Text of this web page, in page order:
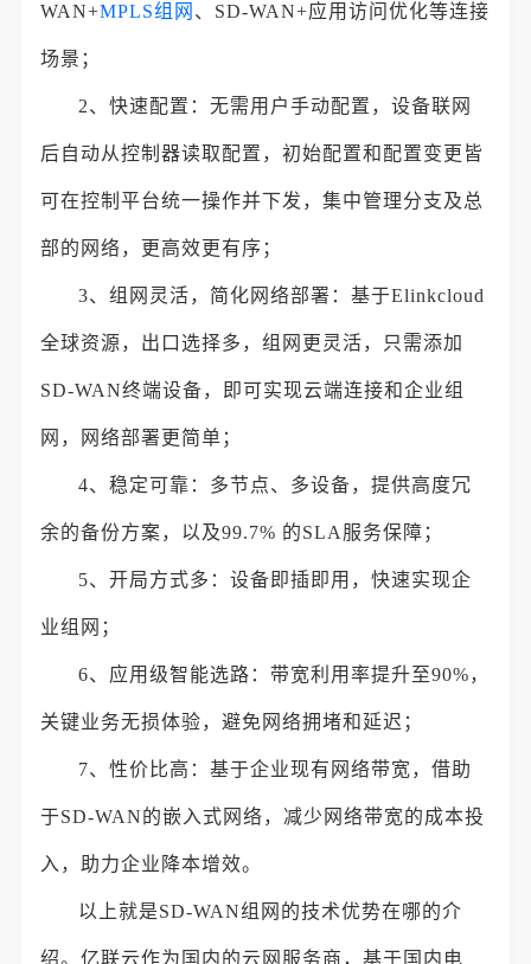
WAN+MPLS组网 、SD-WAN+应用访问优化等连接
场景；
2、快速配置：无需用户手动配置，设备联网
后自动从控制器读取配置，初始配置和配置变更皆
可在控制平台统一操作并下发，集中管理分支及总
部的网络，更高效更有序；
3、组网灵活，简化网络部署：基于Elinkcloud
全球资源，出口选择多，组网更灵活，只需添加
SD-WAN终端设备，即可实现云端连接和企业组
网，网络部署更简单；
4、稳定可靠：多节点、多设备，提供高度冗
余的备份方案，以及99.7% 的SLA服务保障；
5、开局方式多：设备即插即用，快速实现企
业组网；
6、应用级智能选路：带宽利用率提升至90%，
关键业务无损体验，避免网络拥堵和延迟；
7、性价比高：基于企业现有网络带宽，借助
于SD-WAN的嵌入式网络，减少网络带宽的成本投
入，助力企业降本增效。
以上就是SD-WAN组网的技术优势在哪的介
绍。亿联云作为国内的云网服务商，基于国内电